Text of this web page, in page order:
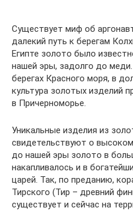
Существует миф об
далекий путь к берегам
Египте золото было
нашей эры, задолго до
берегах Красного моря, в
культура золотых изделий
в Причерноморье.
Уникальные изделия из
свидетельствуют о
до нашей эры золото в
накапливалось и в
царей. Так, по преданию,
Тирского (Тир – древний
существует и сейчас на